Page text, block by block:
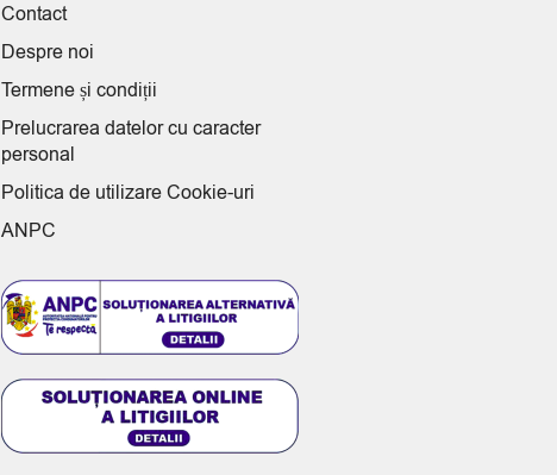
Contact
Despre noi
Termene și condiții
Prelucrarea datelor cu caracter
personal
Politica de utilizare Cookie-uri
ANPC